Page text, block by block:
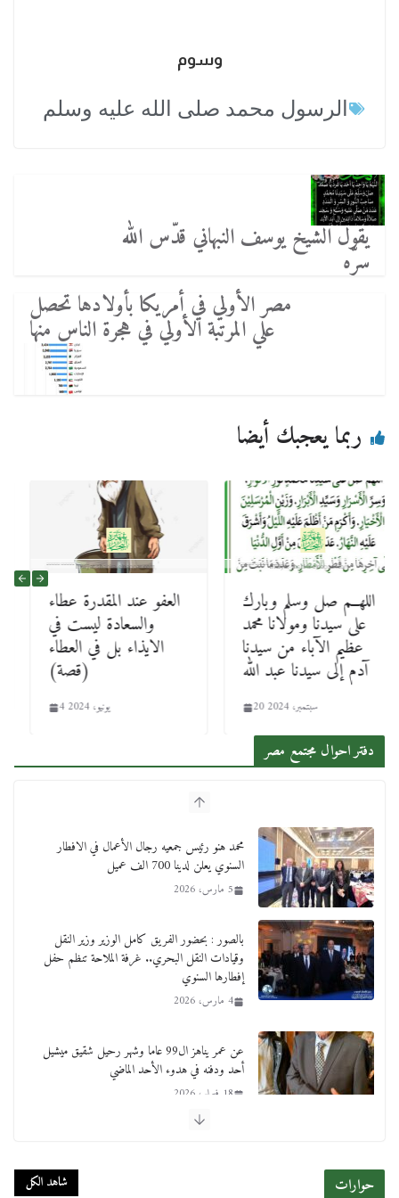
وسوم
الرسول محمد صلى الله عليه وسلم
يقول الشيخ يوسف النبهاني قدّس الله
سرّه
مصر الأولي في أمريكا بأولادها تحصل
علي المرتبة الأولي في هجرة الناس منها
ربما يعجبك أيضا
العفو عند المقدرة عطاء
والسعادة ليست في
الايذاء بل في العطاء
(قصة)
4 يونيو، 2024
اللهــم صل وسلم وبارك
على سيدنا ومولانا محمد
عظيم الآباء من سيدنا
آدم إلى سيدنا عبد الله
20 سبتمبر، 2024
دفتر احوال مجتمع مصر
محمد هنو رئيس جمعيه رجال الأعمال في الافطار
السنوي يعلن لدينا 700 الف عميل
5 مارس، 2026
بالصور : بحضور الفريق كامل الوزير وزير النقل
وقيادات النقل البحري.. غرفة الملاحة تنظم حفل
إفطارها السنوي
4 مارس، 2026
عن عمر يناهز ال99 عاما وشهر رحيل شقيق ميشيل
أحد ودفنه في هدوء الأحد الماضي
18 فبراير، 2026
حوارات شاهد الكل